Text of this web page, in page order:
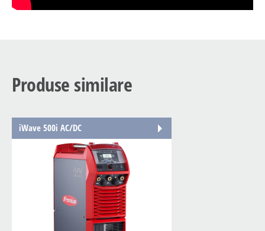
Produse similare
iWave 500i AC/DC